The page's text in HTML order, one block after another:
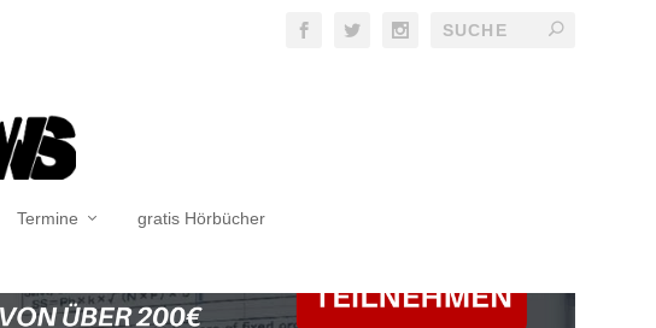
Termine gratis Hörbücher